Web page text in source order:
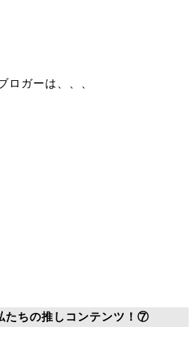
ロガーは、、、
ちの推しコンテンツ！⑦